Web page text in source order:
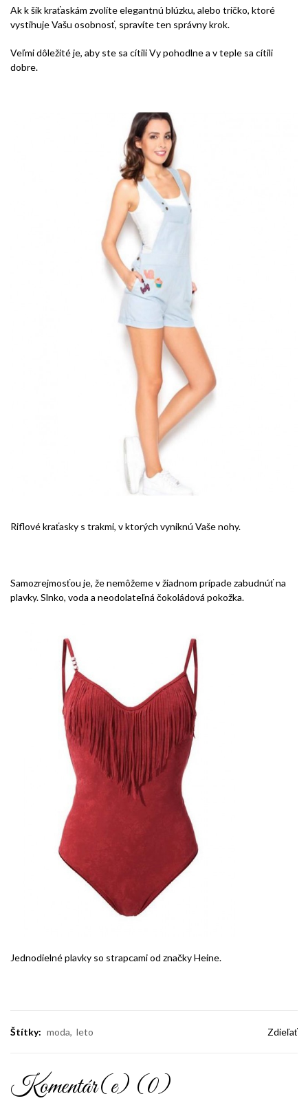
Ak k šik kraťaskám zvolíte elegantnú blúzku, alebo tričko, ktoré
vystihuje Vašu osobnosť, spravíte ten správny krok.
Veľmi dôležité je, aby ste sa cítili Vy pohodlne a v teple sa cítili
dobre.
Riflové kraťasky s trakmi, v ktorých vyniknú Vaše nohy.
Samozrejmosťou je, že nemôžeme v žiadnom prípade zabudnúť na
plavky. Slnko, voda a neodolateľná čokoládová pokožka.
Jednodielné plavky so strapcami od značky Heine.
Štítky: moda leto Zdieľať
Komentár(e) (0)